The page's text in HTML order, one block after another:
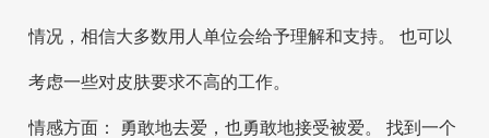
情况，相信大多数用人单位会给予理解和支持。 也可以
考虑一些对皮肤要求不高的工作。
情感方面： 勇敢地去爱，也勇敢地接受被爱。 找到一个